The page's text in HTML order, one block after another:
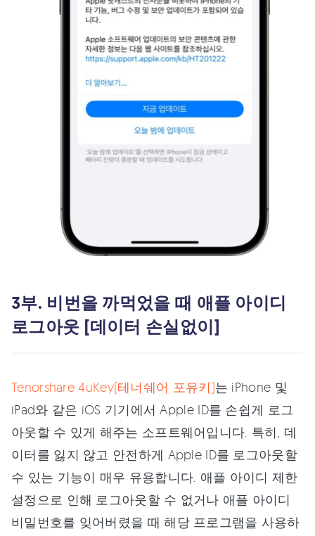
3부. 비번을 까먹었을 때 애플 아이디
로그아웃 [데이터 손실없이]
Tenorshare 4uKey(테너쉐어 포유키)는 iPhone 및
iPad와 같은 iOS 기기에서 Apple ID를 손쉽게 로그
아웃할 수 있게 해주는 소프트웨어입니다. 특히, 데
이터를 잃지 않고 안전하게 Apple ID를 로그아웃할
수 있는 기능이 매우 유용합니다. 애플 아이디 제한
설정으로 인해 로그아웃할 수 없거나 애플 아이디
비밀번호를 잊어버렸을 때 해당 프로그램을 사용하